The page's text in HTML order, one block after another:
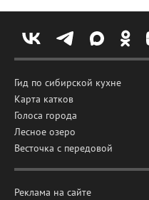
Гид по сибирской кухне
Карта катков
Голоса города
Лесное озеро
Весточка с передовой
Реклама на сайте